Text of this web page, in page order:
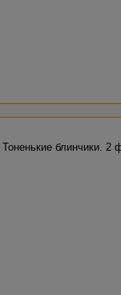
Тоненькие блинчики. 2